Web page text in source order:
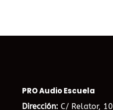
PRO Audio Escuela
Dirección: C/ Relator, 10